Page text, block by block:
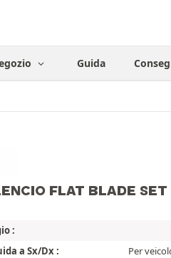
Guida
FLAT BLADE SET
:
a Sx/Dx :
Per